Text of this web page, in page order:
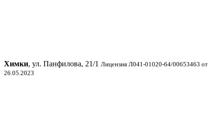
Химки, ул. Панфилова, 21/1 Лицензия Л041-01020-64/00653463 от
26.05.2023